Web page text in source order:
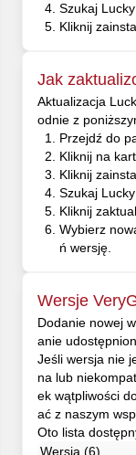
Szukaj Lucky
Kliknij
Jak
Aktualizacja
odnie z
Przejdź do
Kliknij na
Kliknij
Szukaj Lucky
Kliknij
Wybierz
ń wersję.
Wersje
Dodanie nowej
anie
Jeśli wersja nie
na lub
ek wątpliwości
ać z naszym
Oto lista
Wersja (6)